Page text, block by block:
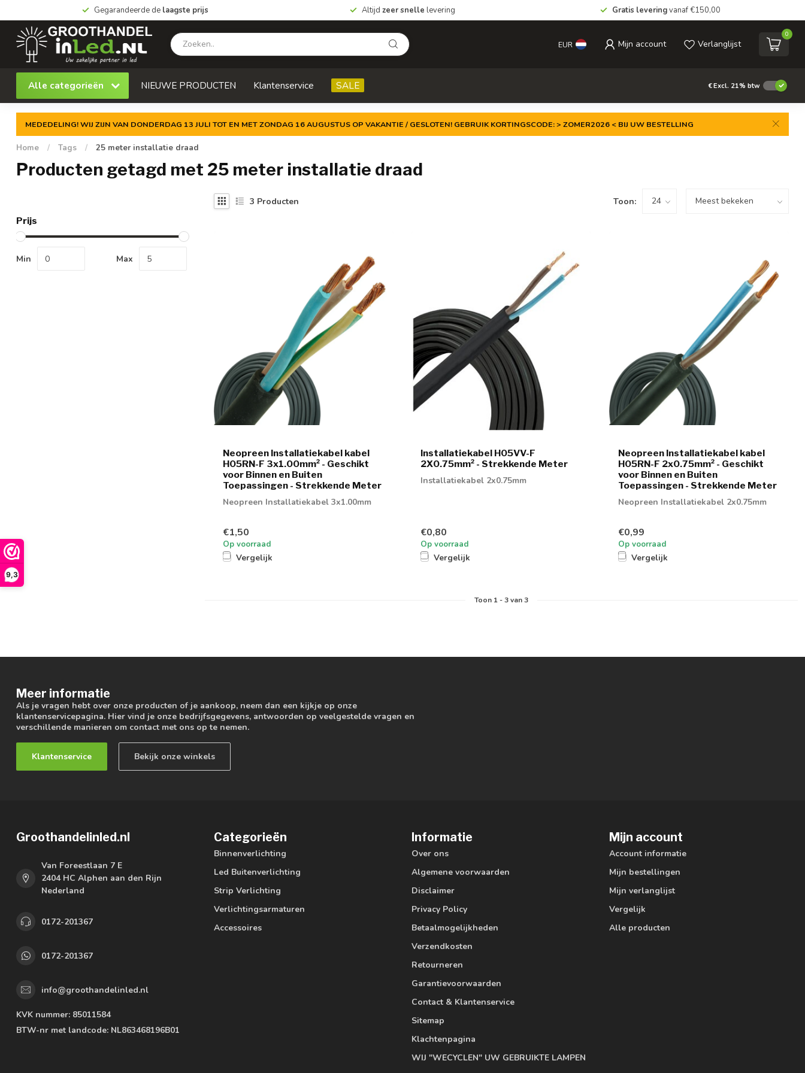
9,3
Gegarandeerde de laagste prijs Altijd zeer snelle levering Gratis leveringvanaf €150,00
EUR Mijn account Verlanglijst
0
Alle categorieën NIEUWE PRODUCTEN Klantenservice SALE €Excl. 21% btw
MEDEDELING! WIJ ZIJN VAN DONDERDAG 13 JULI TOT EN MET ZONDAG 16 AUGUSTUS OP VAKANTIE / GESLOTEN! GEBRUIK KORTINGSCODE: > ZOMER2026 < BIJ UW BESTELLING
Home / Tags / 25 meter installatie draad
Producten getagd met 25 meter installatie draad
Prijs
Min Max
3 Producten Toon:
Neopreen Installatiekabel kabel
H05RN-F 3x1.00mm² - Geschikt
voor Binnen en Buiten
Toepassingen - Strekkende Meter
Neopreen Installatiekabel 3x1.00mm
€1,50
Op voorraad
Vergelijk
Installatiekabel H05VV-F
2X0.75mm² - Strekkende Meter
Installatiekabel 2x0.75mm
€0,80
Op voorraad
Vergelijk
Neopreen Installatiekabel kabel
H05RN-F 2x0.75mm² - Geschikt
voor Binnen en Buiten
Toepassingen - Strekkende Meter
Neopreen Installatiekabel 2x0.75mm
€0,99
Op voorraad
Vergelijk
Toon 1-3van 3
Meer informatie
Als je vragen hebt over onze producten of je aankoop, neem dan een kijkje op onze
klantenservicepagina. Hier vind je onze bedrijfsgegevens, antwoorden op veelgestelde vragen en
verschillende manieren om contact met ons op te nemen.
Klantenservice Bekijk onze winkels
Groothandelinled.nl
Van Foreestlaan 7 E
2404 HC Alphen aan den Rijn
Nederland
0172-201367
0172-201367
info@groothandelinled.nl
KVK nummer: 85011584
BTW-nr met landcode: NL863468196B01
Categorieën
Binnenverlichting
Led Buitenverlichting
Strip Verlichting
Verlichtingsarmaturen
Accessoires
Informatie
Over ons
Algemene voorwaarden
Disclaimer
Privacy Policy
Betaalmogelijkheden
Verzendkosten
Retourneren
Garantievoorwaarden
Contact & Klantenservice
Sitemap
Klachtenpagina
WIJ "WECYCLEN" UW GEBRUIKTE LAMPEN
Mijn account
Account informatie
Mijn bestellingen
Mijn verlanglijst
Vergelijk
Alle producten